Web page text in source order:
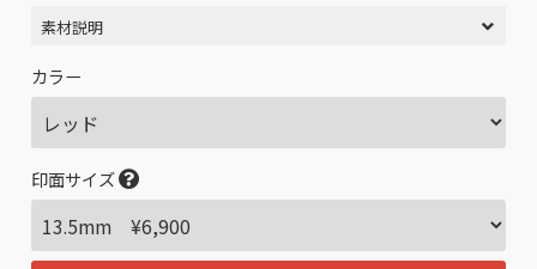
素材説明
カラー
印面サイズ